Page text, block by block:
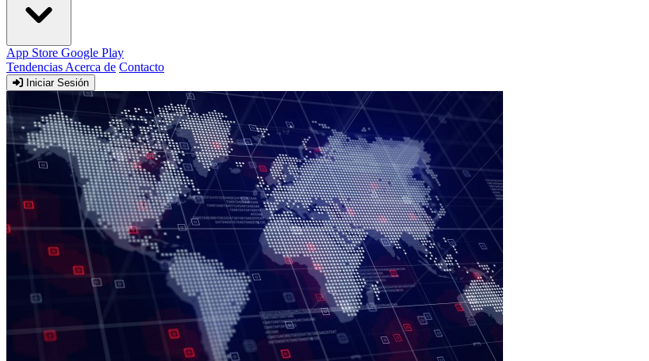
App Store Google Play
Tendencias Acerca de Contacto
Iniciar Sesión